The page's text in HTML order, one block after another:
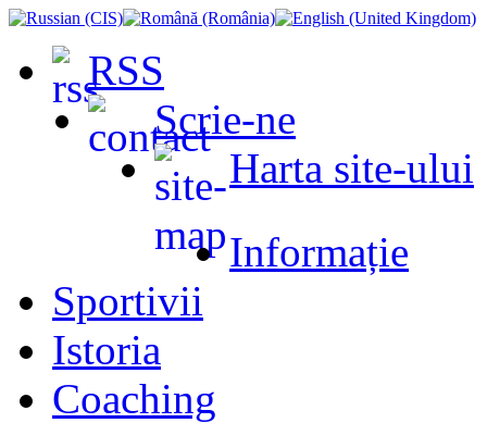
RSS
Scrie-ne
Harta site-ului
Informație
Sportivii
Istoria
Coaching